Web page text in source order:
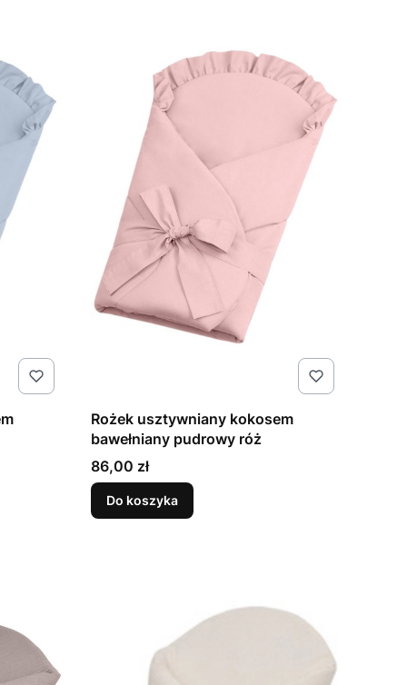
Rożek usztywniany kokosem
bawełniany pudrowy róż
Cena
86,00 zł
Do koszyka